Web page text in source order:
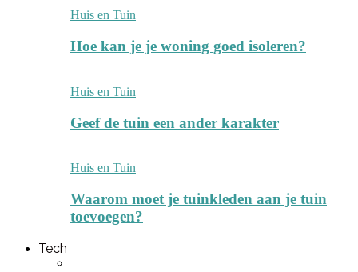
Huis en Tuin
Hoe kan je je woning goed isoleren?
Huis en Tuin
Geef de tuin een ander karakter
Huis en Tuin
Waarom moet je tuinkleden aan je tuin
toevoegen?
Tech